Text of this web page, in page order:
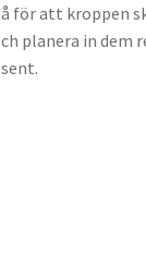
för att kroppen
planera in dem